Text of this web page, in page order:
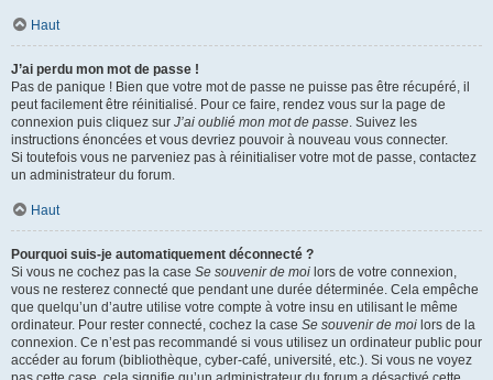
Haut
J’ai perdu mon mot de passe !
Pas de panique ! Bien que votre mot de passe ne puisse pas être récupéré, il
peut facilement être réinitialisé. Pour ce faire, rendez vous sur la page de
connexion puis cliquez sur J’ai oublié mon mot de passe. Suivez les
instructions énoncées et vous devriez pouvoir à nouveau vous connecter.
Si toutefois vous ne parveniez pas à réinitialiser votre mot de passe, contactez
un administrateur du forum.
Haut
Pourquoi suis-je automatiquement déconnecté ?
Si vous ne cochez pas la case Se souvenir de moi lors de votre connexion,
vous ne resterez connecté que pendant une durée déterminée. Cela empêche
que quelqu’un d’autre utilise votre compte à votre insu en utilisant le même
ordinateur. Pour rester connecté, cochez la case Se souvenir de moi lors de la
connexion. Ce n’est pas recommandé si vous utilisez un ordinateur public pour
accéder au forum (bibliothèque, cyber-café, université, etc.). Si vous ne voyez